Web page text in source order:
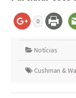
0
Notícias
Cushman &